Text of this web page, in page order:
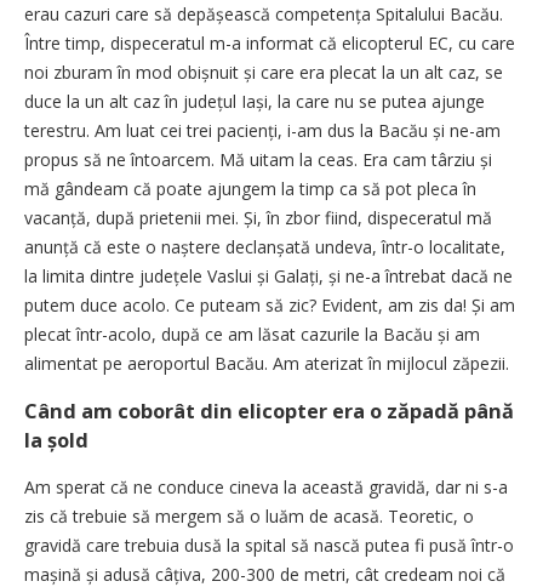
erau cazuri care să depășească competența Spitalului Bacău.
Între timp, dispeceratul m-a informat că elicopterul EC, cu care
noi zburam în mod obișnuit și care era plecat la un alt caz, se
duce la un alt caz în județul Iași, la care nu se putea ajunge
terestru. Am luat cei trei pacienți, i-am dus la Bacău și ne-am
propus să ne întoarcem. Mă uitam la ceas. Era cam târziu și
mă gândeam că poate ajungem la timp ca să pot pleca în
vacanță, după prietenii mei. Și, în zbor fiind, dispeceratul mă
anunță că este o naștere declanșată undeva, într-o localitate,
la limita dintre județele Vaslui și Galați, și ne-a întrebat dacă ne
putem duce acolo. Ce puteam să zic? Evident, am zis da! Și am
plecat într-acolo, după ce am lăsat cazurile la Bacău și am
alimentat pe aeroportul Bacău. Am aterizat în mijlocul zăpezii.
Când am coborât din elicopter era o zăpadă până
la șold
Am sperat că ne conduce cineva la această gravidă, dar ni s-a
zis că trebuie să mergem să o luăm de acasă. Teoretic, o
gravidă care trebuia dusă la spital să nască putea fi pusă într-o
mașină și adusă câțiva, 200-300 de metri, cât credeam noi că